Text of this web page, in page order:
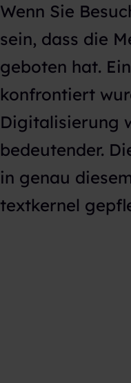
Wenn Sie
sein, dass die
geboten hat.
konfrontiert
Digitalisierung
bedeutender.
in genau
textkernel